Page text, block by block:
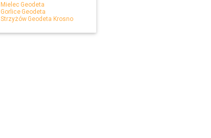
Mielec Geodeta
Gorlice Geodeta
Strzyżów Geodeta Krosno